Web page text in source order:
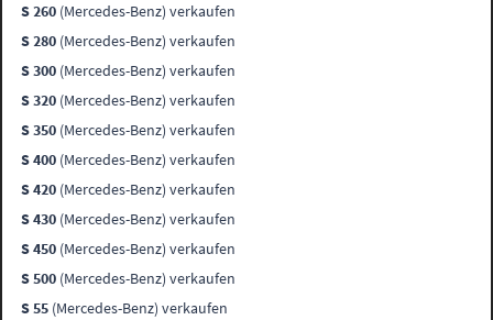
S 260 (Mercedes-Benz) verkaufen
S 280 (Mercedes-Benz) verkaufen
S 300 (Mercedes-Benz) verkaufen
S 320 (Mercedes-Benz) verkaufen
S 350 (Mercedes-Benz) verkaufen
S 400 (Mercedes-Benz) verkaufen
S 420 (Mercedes-Benz) verkaufen
S 430 (Mercedes-Benz) verkaufen
S 450 (Mercedes-Benz) verkaufen
S 500 (Mercedes-Benz) verkaufen
S 55 (Mercedes-Benz) verkaufen